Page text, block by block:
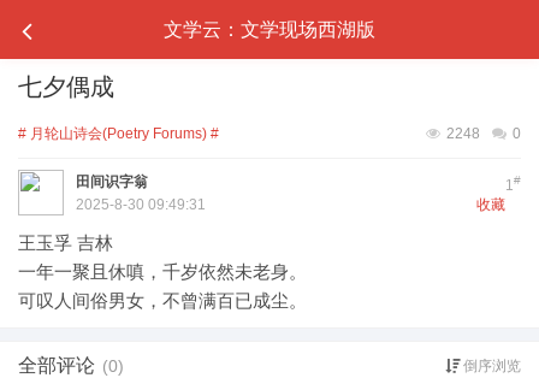
文学云：文学现场西湖版
七夕偶成
# 月轮山诗会(Poetry Forums) # 0
2248
1#
田间识字翁
收藏
2025-8-30 09:49:31
王玉孚 吉林
一年一聚且休嗔，千岁依然未老身。
可叹人间俗男女，不曾满百已成尘。
全部评论 (0) 倒序浏览